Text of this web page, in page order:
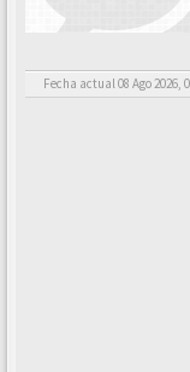
Fecha actual 08 Ago 2026,